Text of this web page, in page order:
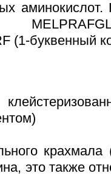
аминокислот.
(1-буквенный
это также